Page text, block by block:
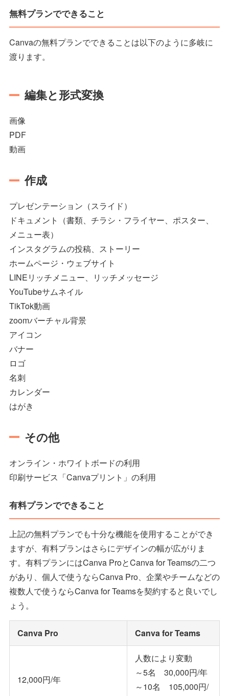
無料プランでできること
Canvaの無料プランでできることは以下のように多岐に
渡ります。
編集と形式変換
画像
PDF
動画
作成
プレゼンテーション（スライド）
ドキュメント（書類、チラシ・フライヤー、ポスター、
メニュー表）
インスタグラムの投稿、ストーリー
ホームページ・ウェブサイト
LINEリッチメニュー、リッチメッセージ
YouTubeサムネイル
TikTok動画
zoomバーチャル背景
アイコン
バナー
ロゴ
名刺
カレンダー
はがき
その他
オンライン・ホワイトボードの利用
印刷サービス「Canvaプリント」の利用
有料プランでできること
上記の無料プランでも十分な機能を使用することができ
ますが、有料プランはさらにデザインの幅が広がりま
す。有料プランにはCanva ProとCanva for Teamsの二つ
があり、個人で使うならCanva Pro、企業やチームなどの
複数人で使うならCanva for Teamsを契約すると良いでし
ょう。
Canva Pro Canva for Teams
12,000円/年
人数により変動
～5名 30,000円/年
～10名 105,000円/